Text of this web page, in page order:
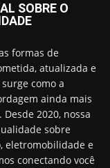
SOBRE O
formas de
atualizada e
como a
ainda mais
2020, nossa
sobre
eletromobilidade e
conectando você